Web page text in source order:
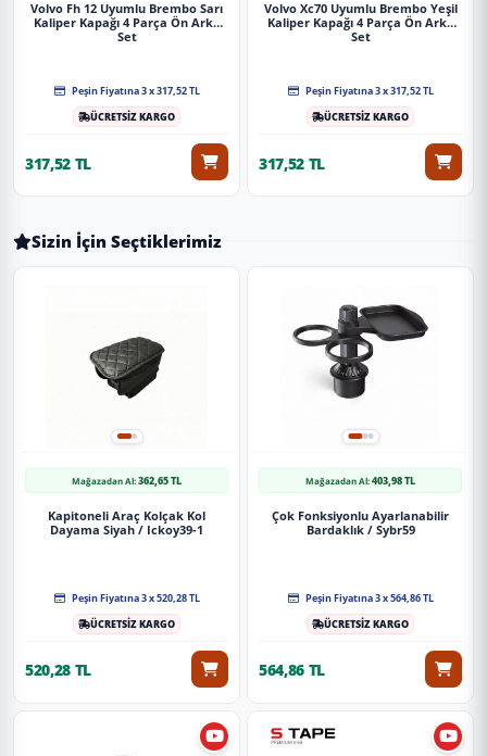
Volvo Fh 12 Uyumlu Brembo Sarı
Kaliper Kapağı 4 Parça Ön Arka
Set
Peşin Fiyatına 3 x 317,52 TL
ÜCRETSİZ KARGO
317,52 TL
Volvo Xc70 Uyumlu Brembo Yeşil
Kaliper Kapağı 4 Parça Ön Arka
Set
Peşin Fiyatına 3 x 317,52 TL
ÜCRETSİZ KARGO
317,52 TL
Sizin İçin Seçtiklerimiz
Mağazadan Al:362,65 TL
Kapitoneli Araç Kolçak Kol
Dayama Siyah / Ickoy39-1
Peşin Fiyatına 3 x 520,28 TL
ÜCRETSİZ KARGO
520,28 TL
Mağazadan Al:403,98 TL
Çok Fonksiyonlu Ayarlanabilir
Bardaklık / Sybr59
Peşin Fiyatına 3 x 564,86 TL
ÜCRETSİZ KARGO
564,86 TL